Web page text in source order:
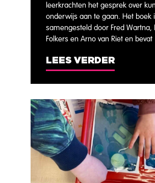
leerkrachten het gesprek over
onderwijs aan te gaan. Het boek
samengesteld door Fred Wartna,
Folkers en Arno van Riet en bevat
LEES VERDER